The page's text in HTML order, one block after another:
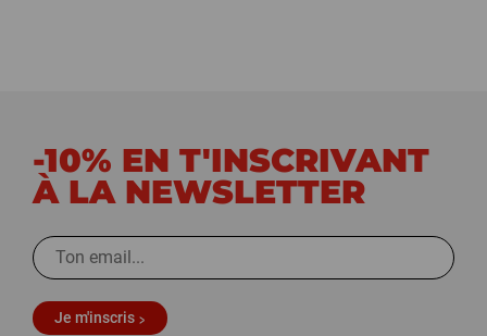
-10% EN T'INSCRIVANT
À LA NEWSLETTER
Je m'inscris